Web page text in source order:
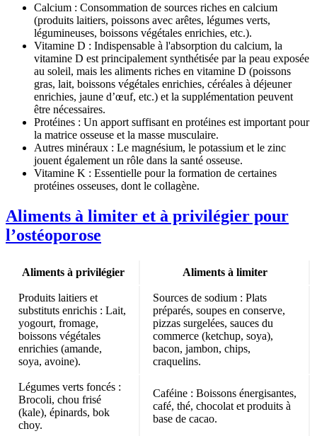
Calcium : Consommation de sources riches en calcium
(produits laitiers, poissons avec arêtes, légumes verts,
légumineuses, boissons végétales enrichies, etc.).
Vitamine D : Indispensable à l'absorption du calcium, la
vitamine D est principalement synthétisée par la peau exposée
au soleil, mais les aliments riches en vitamine D (poissons
gras, lait, boissons végétales enrichies, céréales à déjeuner
enrichies, jaune d’œuf, etc.) et la supplémentation peuvent
être nécessaires.
Protéines : Un apport suffisant en protéines est important pour
la matrice osseuse et la masse musculaire.
Autres minéraux : Le magnésium, le potassium et le zinc
jouent également un rôle dans la santé osseuse.
Vitamine K : Essentielle pour la formation de certaines
protéines osseuses, dont le collagène.
Aliments à limiter et à privilégier pour
l’ostéoporose
Aliments à privilégier Aliments à limiter
Produits laitiers et
substituts enrichis : Lait,
yogourt, fromage,
boissons végétales
enrichies (amande,
soya, avoine).
Sources de sodium : Plats
préparés, soupes en conserve,
pizzas surgelées, sauces du
commerce (ketchup, soya),
bacon, jambon, chips,
craquelins.
Légumes verts foncés :
Brocoli, chou frisé
(kale), épinards, bok
choy.
Caféine : Boissons énergisantes,
café, thé, chocolat et produits à
base de cacao.